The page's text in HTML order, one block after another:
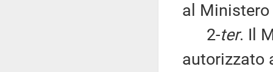
al
2-ter. Il
autorizzato